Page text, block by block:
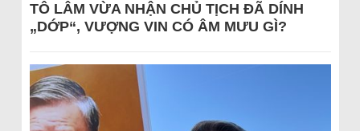
TÔ LÂM VỪA NHẬN CHỦ TỊCH ĐÃ DÍNH
„DỚP“, VƯỢNG VIN CÓ ÂM MƯU GÌ?